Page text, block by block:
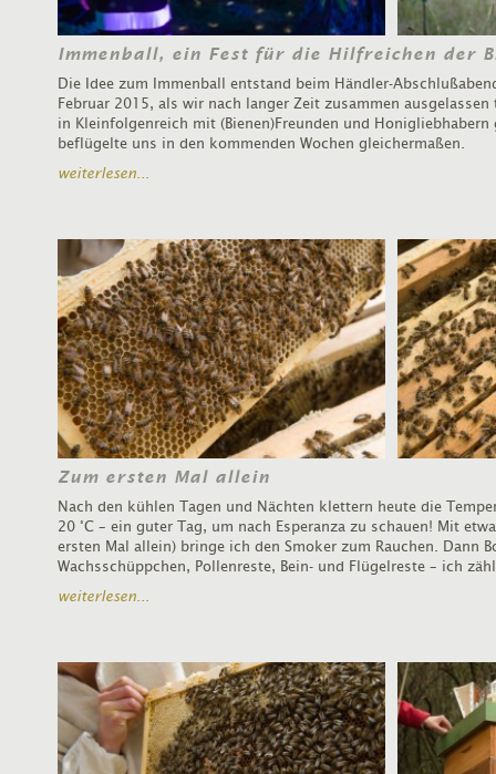
Immenball, ein Fest für die Hilfreichen der
Die Idee zum Immenball entstand beim Händler-
Februar 2015, als wir nach langer Zeit zusammen ausgelassen
in Kleinfolgenreich mit (Bienen)Freunden und Honigliebhabern
beflügelte uns in den kommenden Wochen gleichermaßen.
weiterlesen...
Zum ersten Mal allein
Nach den kühlen Tagen und Nächten klettern heute die
20 °C – ein guter Tag, um nach Esperanza zu schauen! Mit
ersten Mal allein) bringe ich den Smoker zum Rauchen. Dann
Wachsschüppchen, Pollenreste, Bein- und Flügelreste – ich
weiterlesen...